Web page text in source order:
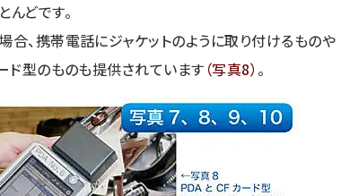
どです。
、携帯電話にジャケットのように取り付けるものや
ド型のものも提供されています （写真8） 。